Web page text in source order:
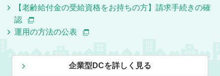
【老齢給付金の受給資格をお持ちの方】請求手続きの確
認
運用の方法の公表
企業型DCを詳しく見る